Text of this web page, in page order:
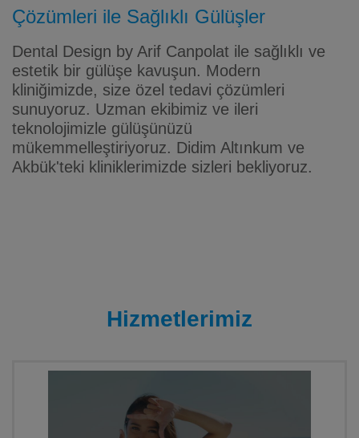
Çözümleri ile Sağlıklı Gülüşler
Dental Design by Arif Canpolat ile sağlıklı ve
estetik bir gülüşe kavuşun. Modern
kliniğimizde, size özel tedavi çözümleri
sunuyoruz. Uzman ekibimiz ve ileri
teknolojimizle gülüşünüzü
mükemmelleştiriyoruz. Didim Altınkum ve
Akbük'teki kliniklerimizde sizleri bekliyoruz.
Hizmetlerimiz